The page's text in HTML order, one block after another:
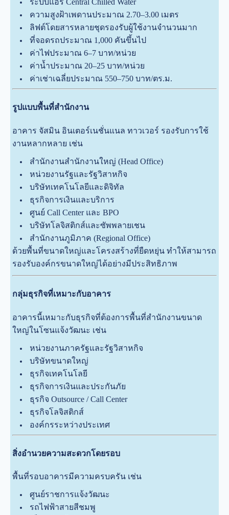
ระบบแอร์ Central Chilled Water
ความสูงฝ้าเพดานประมาณ 2.70–3.00 เมตร
ลิฟต์โดยสารหลายชุดรองรับผู้ใช้งานจำนวนมาก
ที่จอดรถประมาณ 1,000 คันขึ้นไป
ค่าไฟประมาณ 6–7 บาท/หน่วย
ค่าน้ำประมาณ 20–25 บาท/หน่วย
ค่าเช่าเฉลี่ยประมาณ 550–750 บาท/ตร.ม.
รูปแบบพื้นที่สำนักงาน
อาคาร จัสมิน อินเตอร์เนชั่นแนล ทาวเวอร์ รองรับการใช้
งานหลากหลาย เช่น
สำนักงานสำนักงานใหญ่ (Head Office)
หน่วยงานรัฐและรัฐวิสาหกิจ
บริษัทเทคโนโลยีและดิจิทัล
ธุรกิจการเงินและบริการ
ศูนย์ Call Center และ BPO
บริษัทโลจิสติกส์และซัพพลายเชน
สำนักงานภูมิภาค (Regional Office)
ด้วยพื้นที่ขนาดใหญ่และโครงสร้างที่ยืดหยุ่น ทำให้สามารถ
รองรับองค์กรขนาดใหญ่ได้อย่างมีประสิทธิภาพ
กลุ่มธุรกิจที่เหมาะกับอาคาร
อาคารนี้เหมาะกับธุรกิจที่ต้องการพื้นที่สำนักงานขนาด
ใหญ่ในโซนแจ้งวัฒนะ เช่น
หน่วยงานภาครัฐและรัฐวิสาหกิจ
บริษัทขนาดใหญ่
ธุรกิจเทคโนโลยี
ธุรกิจการเงินและประกันภัย
ธุรกิจ Outsource / Call Center
ธุรกิจโลจิสติกส์
องค์กรระหว่างประเทศ
สิ่งอำนวยความสะดวกโดยรอบ
พื้นที่รอบอาคารมีความครบครัน เช่น
ศูนย์ราชการแจ้งวัฒนะ
รถไฟฟ้าสายสีชมพู